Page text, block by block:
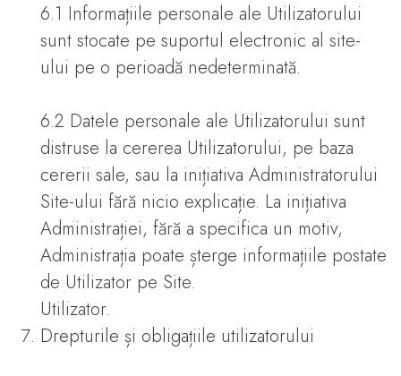
6.1 Informațiile personale ale Utilizatorului
sunt stocate pe suportul electronic al site-
ului pe o perioadă nedeterminată.
6.2 Datele personale ale Utilizatorului sunt
distruse la cererea Utilizatorului, pe baza
cererii sale, sau la inițiativa Administratorului
Site-ului fără nicio explicație. La inițiativa
Administrației, fără a specifica un motiv,
Administrația poate șterge informațiile postate
de Utilizator pe Site.
Utilizator.
Drepturile și obligațiile utilizatorului